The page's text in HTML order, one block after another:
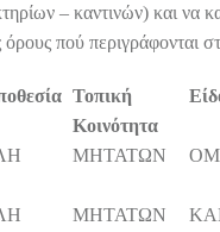
– καντινών) και να
όρους πού περιγράφονται
Τοπική
Κοινότητα
ΜΗΤΑΤΩΝ
ΜΗΤΑΤΩΝ